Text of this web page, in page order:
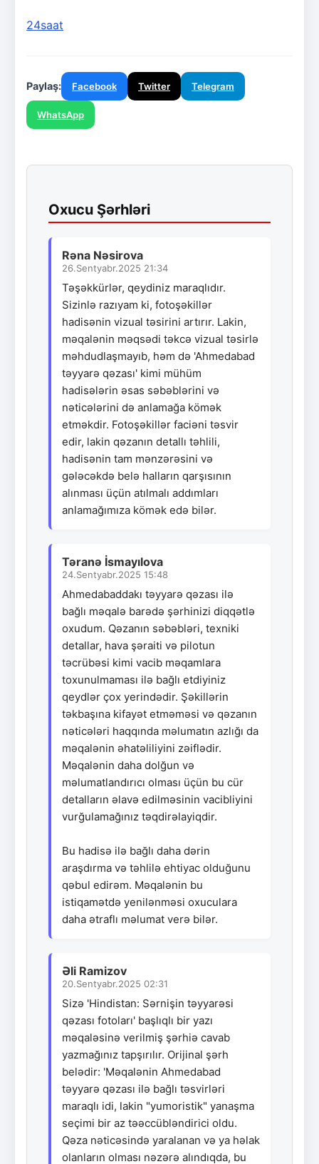
24saat
Paylaş: Facebook Twitter Telegram
WhatsApp
Oxucu Şərhləri
Rəna Nəsirova
26.Sentyabr.2025 21:34
Təşəkkürlər, qeydiniz maraqlıdır.
Sizinlə razıyam ki, fotoşəkillər
hadisənin vizual təsirini artırır. Lakin,
məqalənin məqsədi təkcə vizual təsirlə
məhdudlaşmayıb, həm də 'Ahmedabad
təyyarə qəzası' kimi mühüm
hadisələrin əsas səbəblərini və
nəticələrini də anlamağa kömək
etməkdir. Fotoşəkillər faciəni təsvir
edir, lakin qəzanın detallı təhlili,
hadisənin tam mənzərəsini və
gələcəkdə belə halların qarşısının
alınması üçün atılmalı addımları
anlamağımıza kömək edə bilər.
Təranə İsmayılova
24.Sentyabr.2025 15:48
Ahmedabaddakı təyyarə qəzası ilə
bağlı məqalə barədə şərhinizi diqqətlə
oxudum. Qəzanın səbəbləri, texniki
detallar, hava şəraiti və pilotun
təcrübəsi kimi vacib məqamlara
toxunulmaması ilə bağlı etdiyiniz
qeydlər çox yerindədir. Şəkillərin
təkbaşına kifayət etməməsi və qəzanın
nəticələri haqqında məlumatın azlığı da
məqalənin əhatəliliyini zəiflədir.
Məqalənin daha dolğun və
məlumatlandırıcı olması üçün bu cür
detalların əlavə edilməsinin vacibliyini
vurğulamağınız təqdirəlayiqdir.
Bu hadisə ilə bağlı daha dərin
araşdırma və təhlilə ehtiyac olduğunu
qəbul edirəm. Məqalənin bu
istiqamətdə yenilənməsi oxuculara
daha ətraflı məlumat verə bilər.
Əli Ramizov
20.Sentyabr.2025 02:31
Sizə 'Hindistan: Sərnişin təyyarəsi
qəzası fotoları' başlıqlı bir yazı
məqaləsinə verilmiş şərhiə cavab
yazmağınız tapşırılır. Orijinal şərh
belədir: 'Məqalənin Ahmedabad
təyyarə qəzası ilə bağlı təsvirləri
maraqlı idi, lakin "yumoristik" yanaşma
seçimi bir az təəccübləndirici oldu.
Qəza nəticəsində yaralanan və ya həlak
olanların olması nəzərə alındıqda, bu